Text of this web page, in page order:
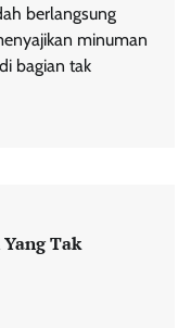
berlangsung
minuman
bagian tak
Tak